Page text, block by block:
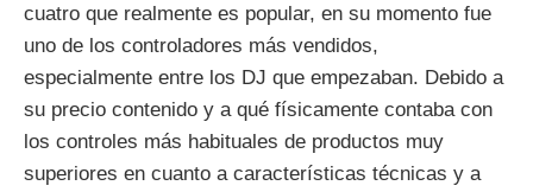
cuatro que realmente es popular, en su momento fue
uno de los controladores más vendidos,
especialmente entre los DJ que empezaban. Debido a
su precio contenido y a qué físicamente contaba con
los controles más habituales de productos muy
superiores en cuanto a características técnicas y a